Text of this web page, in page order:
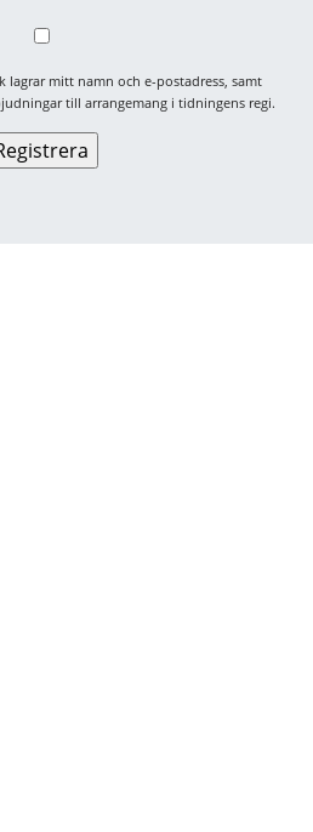
lagrar mitt namn och e-postadress, samt
till arrangemang i tidningens regi.